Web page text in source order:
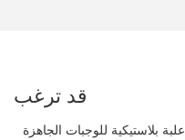
قد ترغب
علبة بلاستيكية للوجبات الجاهزة